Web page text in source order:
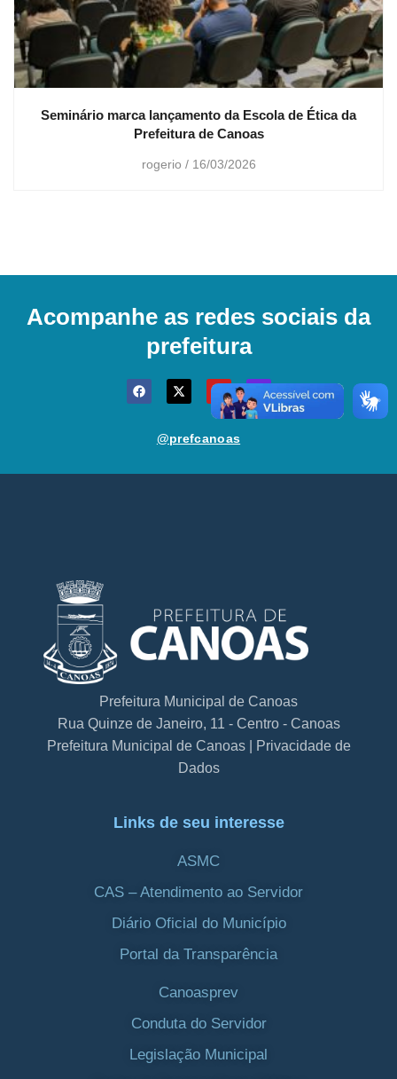
Seminário marca lançamento da Escola de Ética da
Prefeitura de Canoas
rogerio 16/03/2026
Acompanhe as redes sociais da
prefeitura
@prefcanoas
Prefeitura Municipal de Canoas
Rua Quinze de Janeiro, 11 - Centro - Canoas
Prefeitura Municipal de Canoas | Privacidade de
Dados
Links de seu interesse
ASMC
CAS – Atendimento ao Servidor
Diário Oficial do Município
Portal da Transparência
Canoasprev
Conduta do Servidor
Legislação Municipal